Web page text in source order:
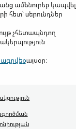
ամենուրեք կապվել
հետ՝ սերունդներ
չհետապնդող
այսօր։